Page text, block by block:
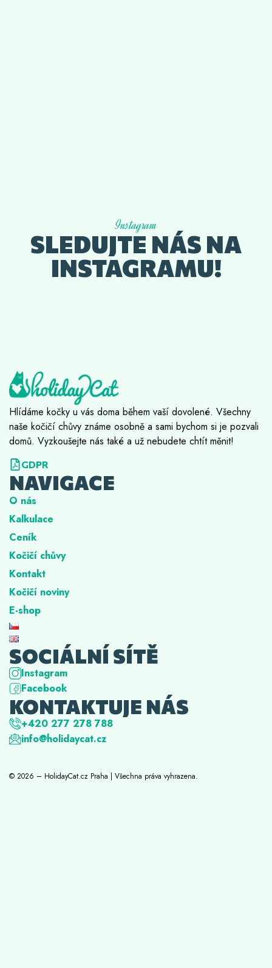
Instagram
SLEDUJTE NÁS NA
INSTAGRAMU!
Hlídáme kočky u vás doma během vaší dovolené. Všechny
naše kočičí chůvy známe osobně a sami bychom si je pozvali
domů. Vyzkoušejte nás také a už nebudete chtít měnit!
GDPR
NAVIGACE
O nás
Kalkulace
Ceník
Kočičí chůvy
Kontakt
Kočičí noviny
E-shop
SOCIÁLNÍ SÍTĚ
Instagram
Facebook
KONTAKTUJE NÁS
+420 277 278 788
info@holidaycat.cz
© 2026 – HolidayCat.cz Praha | Všechna práva vyhrazena.